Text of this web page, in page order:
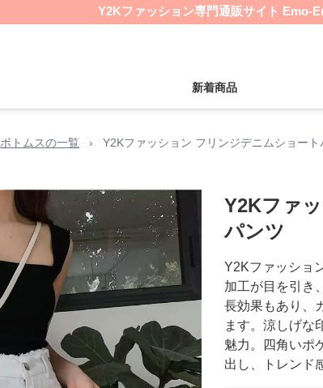
Y2Kファッション専門通販サイト Emo-
新着商品
ボトムスの一覧 › Y2Kファッション フリンジデニムショート
Y2Kファ
パンツ
Y2Kファッショ
加工が目を引き
長効果もあり、
ます。涼しげな
魅力。四角いポ
出し、トレンド